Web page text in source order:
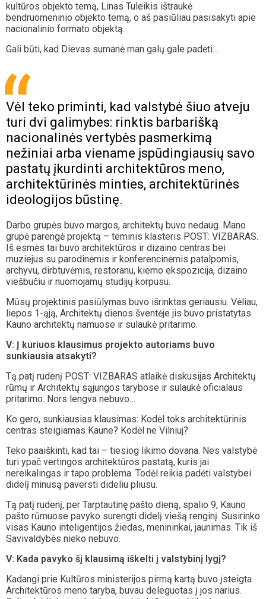
kultūros objekto temą, Linas Tuleikis ištraukė
bendruomeninio objekto temą, o aš pasiūliau pasisakyti apie
nacionalinio formato objektą.
Gali būti, kad Dievas sumanė man galų gale padėti…
Vėl teko priminti, kad valstybė šiuo atveju
turi dvi galimybes: rinktis barbarišką
nacionalinės vertybės pasmerkimą
nežiniai arba viename įspūdingiausių savo
pastatų įkurdinti architektūros meno,
architektūrinės minties, architektūrinės
ideologijos būstinę.
Darbo grupės buvo margos, architektų buvo nedaug. Mano
grupė parengė projektą – teminis klasteris POST: VIZBARAS.
Iš esmės tai buvo architektūros ir dizaino centras bei
muziejus su parodinėmis ir konferencinėmis patalpomis,
archyvu, dirbtuvėmis, restoranu, kiemo ekspozicija, dizaino
viešbučiu ir nuomojamų studijų korpusu.
Mūsų projektinis pasiūlymas buvo išrinktas geriausiu. Vėliau,
liepos 1-ąją, Architektų dienos šventėje jis buvo pristatytas
Kauno architektų namuose ir sulaukė pritarimo.
V: Į kuriuos klausimus projekto autoriams buvo
sunkiausia atsakyti?
Tą patį rudenį POST: VIZBARAS atlaikė diskusijas Architektų
rūmų ir Architektų sąjungos tarybose ir sulaukė oficialaus
pritarimo. Nors lengva nebuvo…
Ko gero, sunkiausias klausimas: Kodėl toks architektūrinis
centras steigiamas Kaune? Kodėl ne Vilniuj?
Teko paaiškinti, kad tai – tiesiog likimo dovana. Nes valstybė
turi ypač vertingos architektūros pastatą, kuris jai
nereikalingas ir tapo problema. Todėl reikia padėti valstybei
didelį minusą paversti dideliu pliusu.
Tą patį rudenį, per Tarptautinę pašto dieną, spalio 9, Kauno
pašto rūmuose pavyko surengti didelį viešą renginį. Susirinko
visas Kauno inteligentijos žiedas, menininkai, jaunimas. Tik iš
Savivaldybės nieko nebuvo.
V: Kada pavyko šį klausimą iškelti į valstybinį lygį?
Kadangi prie Kultūros ministerijos pirmą kartą buvo įsteigta
Architektūros meno taryba, buvau deleguotas į jos narius.